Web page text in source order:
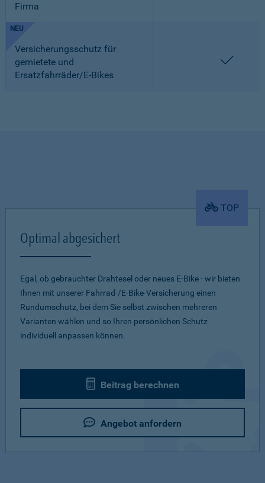
Firma
NEU
Versicherungsschutz für
gemietete und
Ersatzfahrräder/E-Bikes
TOP
Optimal abgesichert
Egal, ob gebrauchter Drahtesel oder neues E-Bike - wir bieten
Ihnen mit unserer Fahrrad-/E-Bike-Versicherung einen
Rundumschutz, bei dem Sie selbst zwischen mehreren
Varianten wählen und so Ihren persönlichen Schutz
individuell anpassen können.
Beitrag berechnen
Angebot anfordern